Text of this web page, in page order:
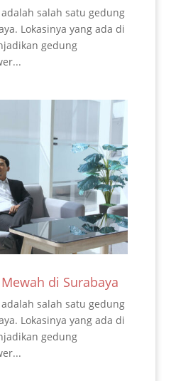
salah satu gedung
Lokasinya yang ada di
gedung
di Surabaya
salah satu gedung
Lokasinya yang ada di
gedung